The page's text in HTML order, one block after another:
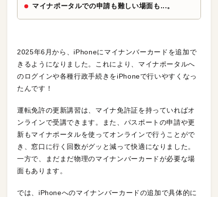
マイナポータルでの申請も難しい場面も...。
2025年6月から、iPhoneにマイナンバーカードを追加で
きるようになりました。これにより、マイナポータルへ
のログインや各種行政手続きをiPhoneで行いやすくなっ
たんです！
運転免許の更新講習は、マイナ免許証を持っていればオ
ンラインで受講できます。また、パスポートの申請や更
新もマイナポータルを使ってオンラインで行うことがで
き、窓口に行く回数がグッと減って快適になりました。
一方で、まだまだ物理のマイナンバーカードが必要な場
面もあります。
では、iPhoneへのマイナンバーカードの追加で具体的に